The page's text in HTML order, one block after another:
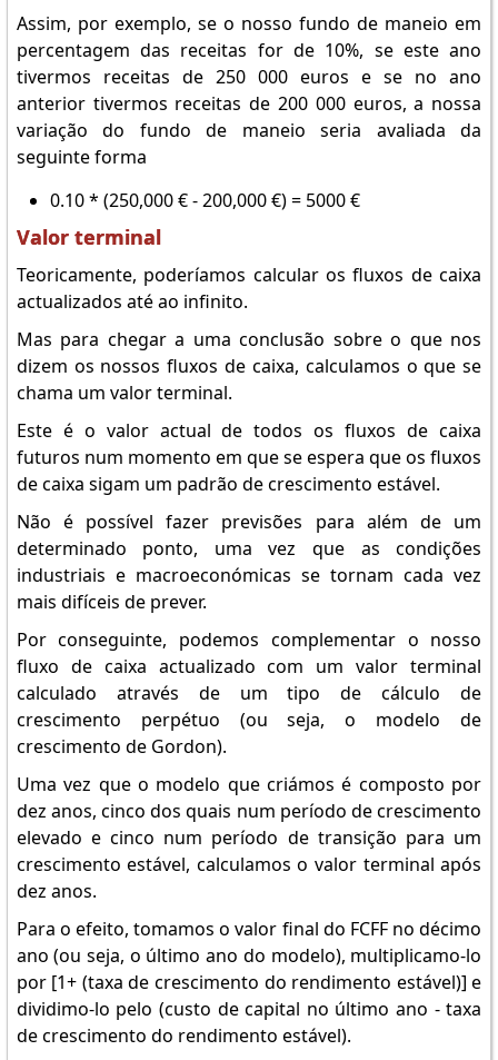
Assim, por exemplo, se o nosso fundo de maneio em
percentagem das receitas for de 10%, se este ano
tivermos receitas de 250 000 euros e se no ano
anterior tivermos receitas de 200 000 euros, a nossa
variação do fundo de maneio seria avaliada da
seguinte forma
0.10 * (250,000 € - 200,000 €) = 5000 €
Valor terminal
Teoricamente, poderíamos calcular os fluxos de caixa
actualizados até ao infinito.
Mas para chegar a uma conclusão sobre o que nos
dizem os nossos fluxos de caixa, calculamos o que se
chama um valor terminal.
Este é o valor actual de todos os fluxos de caixa
futuros num momento em que se espera que os fluxos
de caixa sigam um padrão de crescimento estável.
Não é possível fazer previsões para além de um
determinado ponto, uma vez que as condições
industriais e macroeconómicas se tornam cada vez
mais difíceis de prever.
Por conseguinte, podemos complementar o nosso
fluxo de caixa actualizado com um valor terminal
calculado através de um tipo de cálculo de
crescimento perpétuo (ou seja, o modelo de
crescimento de Gordon).
Uma vez que o modelo que criámos é composto por
dez anos, cinco dos quais num período de crescimento
elevado e cinco num período de transição para um
crescimento estável, calculamos o valor terminal após
dez anos.
Para o efeito, tomamos o valor final do FCFF no décimo
ano (ou seja, o último ano do modelo), multiplicamo-lo
por [1+ (taxa de crescimento do rendimento estável)] e
dividimo-lo pelo (custo de capital no último ano - taxa
de crescimento do rendimento estável).